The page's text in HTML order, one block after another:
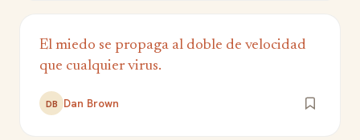
El miedo se propaga al doble de velocidad
que cualquier virus.
DB Dan Brown